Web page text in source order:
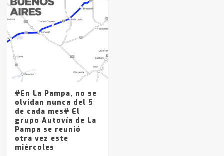
#En La Pampa, no se
olvidan nunca del 5
de cada mes# El
grupo Autovía de La
Pampa se reunió
otra vez este
miércoles